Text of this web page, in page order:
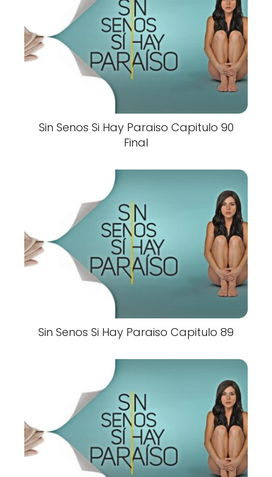
Sin Senos Si Hay Paraiso Capitulo 90
Final
Sin Senos Si Hay Paraiso Capitulo 89